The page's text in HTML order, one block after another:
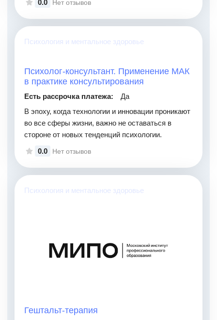
0.0 Нет отзывов
Психология и ментальное здоровье
Психолог-консультант. Применение МАК
в практике консультирования
Есть рассрочка платежа:
Да
В эпоху, когда технологии и инновации проникают
во все сферы жизни, важно не оставаться в
стороне от новых тенденций психологии.
0.0
Нет отзывов
Психология и ментальное здоровье
Гештальт-терапия